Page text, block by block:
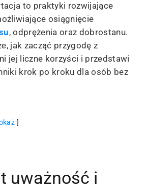
to praktyki rozwijające
osiągnięcie
, odprężenia oraz dobrostanu.
jak zacząć przygodę z
jej liczne korzyści i przedstawi
krok po kroku dla osób bez
uważność i